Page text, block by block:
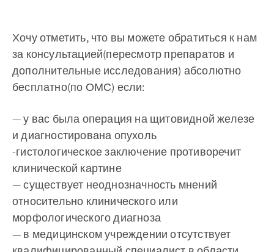
Хочу отметить, что вы можете обратиться к нам
за консультацией(пересмотр препаратов и
дополнительные исследования) абсолютно
бесплатно(по ОМС) если:
— у вас была операция на щитовидной железе
и диагностирована опухоль
-гистологическое заключение противоречит
клинической картине
— существует неоднозначность мнений
относительно клинического или
морфологического диагноза
— в медицинском учреждении отсутствует